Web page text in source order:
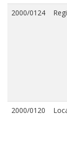
2000/0124
2000/0120